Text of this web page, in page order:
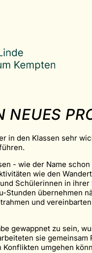
NEUES
in den Klassen sehr
- wie der Name
wie den
Schülerinnen in
Stunden übernehmen
und
gewappnet zu sein,
sie
umgehen